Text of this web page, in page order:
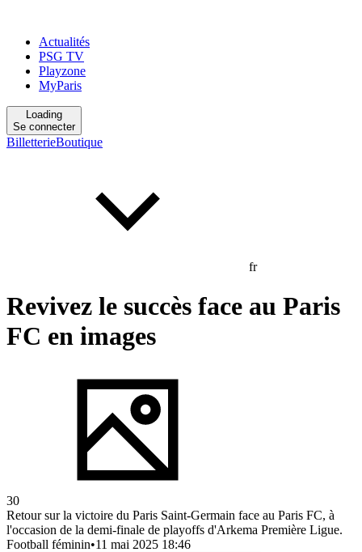
Actualités
PSG TV
Playzone
MyParis
Loading
Se connecter
BilletterieBoutique
fr
Revivez le succès face au Paris
FC en images
30
Retour sur la victoire du Paris Saint-Germain face au Paris FC, à
l'occasion de la demi-finale de playoffs d'Arkema Première Ligue.
Football féminin•11 mai 2025 18:46